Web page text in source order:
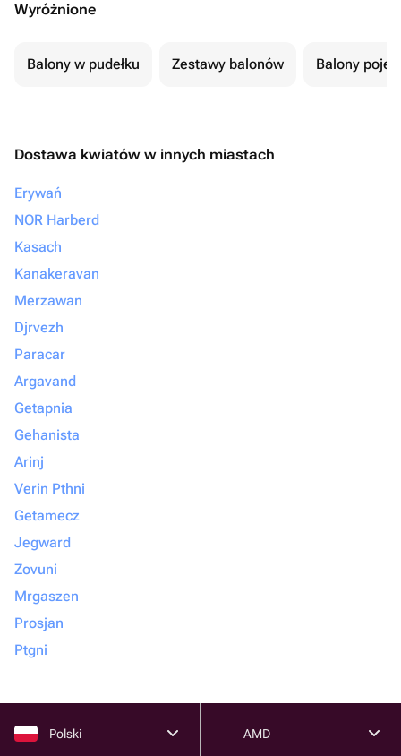
Wyróżnione
Balony w pudełku Zestawy balonów Balony
Dostawa kwiatów w innych miastach
Erywań
NOR Harberd
Kasach
Kanakeravan
Merzawan
Djrvezh
Paracar
Argavand
Getapnia
Gehanista
Arinj
Verin Pthni
Getamecz
Jegward
Zovuni
Mrgaszen
Prosjan
Ptgni
Polski AMD